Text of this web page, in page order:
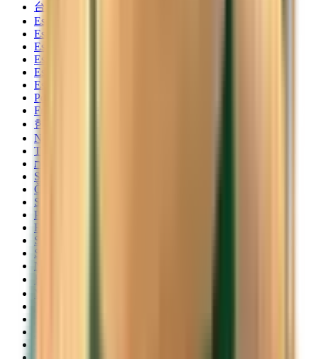
台灣話
Español
Español
Español
Español
Español
Español
Português
Français
한국어
Norsk
Türkçe
עברית
Svenska
Čeština
Slovenčina
Polski
Română
Srpski
Suomi
Nederlands